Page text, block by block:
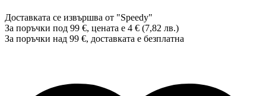
Доставката се извършва от "Speedy"
За поръчки под 99 €, цената е 4 € (7,82 лв.)
За поръчки над 99 €, доставката е безплатна